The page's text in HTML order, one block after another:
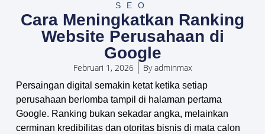
SEO
Cara Meningkatkan Ranking
Website Perusahaan di
Google
Februari 1, 2026 Byadminmax
Persaingan digital semakin ketat ketika setiap
perusahaan berlomba tampil di halaman pertama
Google. Ranking bukan sekadar angka, melainkan
cerminan kredibilitas dan otoritas bisnis di mata calon